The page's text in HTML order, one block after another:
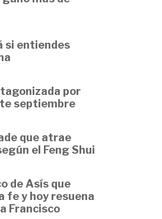
si entiendes
por
septiembre
que atrae
el Feng Shui
de Asís que
fe y hoy resuena
Francisco